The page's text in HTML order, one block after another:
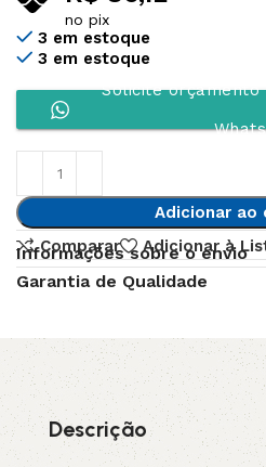
no pix
3 em estoque
3 em estoque
Solicite orçamento
Adicionar ao
Comparar
Adicionar à
Informações sobre o envio
Garantia de Qualidade
Descrição